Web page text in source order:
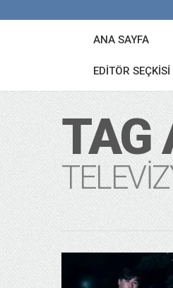
ANA SAYFA
EDITÖR SEÇKISI
TAG